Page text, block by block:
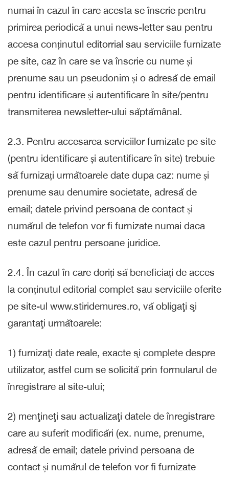
numai în cazul în care acesta se înscrie pentru
primirea periodică a unui news-letter sau pentru
accesa conținutul editorrial sau serviciile furnizate
pe site, caz în care se va înscrie cu nume și
prenume sau un pseudonim și o adresă de email
pentru identificare și autentificare în site/pentru
transmiterea newsletter-ului săptămânal.
2.3. Pentru accesarea serviciilor furnizate pe site
(pentru identificare și autentificare în site) trebuie
să furnizați următoarele date dupa caz: nume și
prenume sau denumire societate, adresă de
email; datele privind persoana de contact și
numărul de telefon vor fi furnizate numai daca
este cazul pentru persoane juridice.
2.4. În cazul în care doriți să beneficiați de acces
la conținutul editorial complet sau serviciile oferite
pe site-ul www.stiridemures.ro, vă obligaţi şi
garantaţi următoarele:
1) furnizaţi date reale, exacte şi complete despre
utilizator, astfel cum se solicită prin formularul de
înregistrare al site-ului;
2) menţineţi sau actualizaţi datele de înregistrare
care au suferit modificări (ex. nume, prenume,
adresă de email; datele privind persoana de
contact și numărul de telefon vor fi furnizate